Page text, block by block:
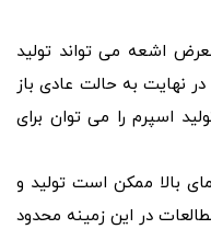
اشعه می تواند تولید
نهایت به حالت عادی باز
اسپرم را می توان برای
بالا ممکن است تولید و
در این زمینه محدود